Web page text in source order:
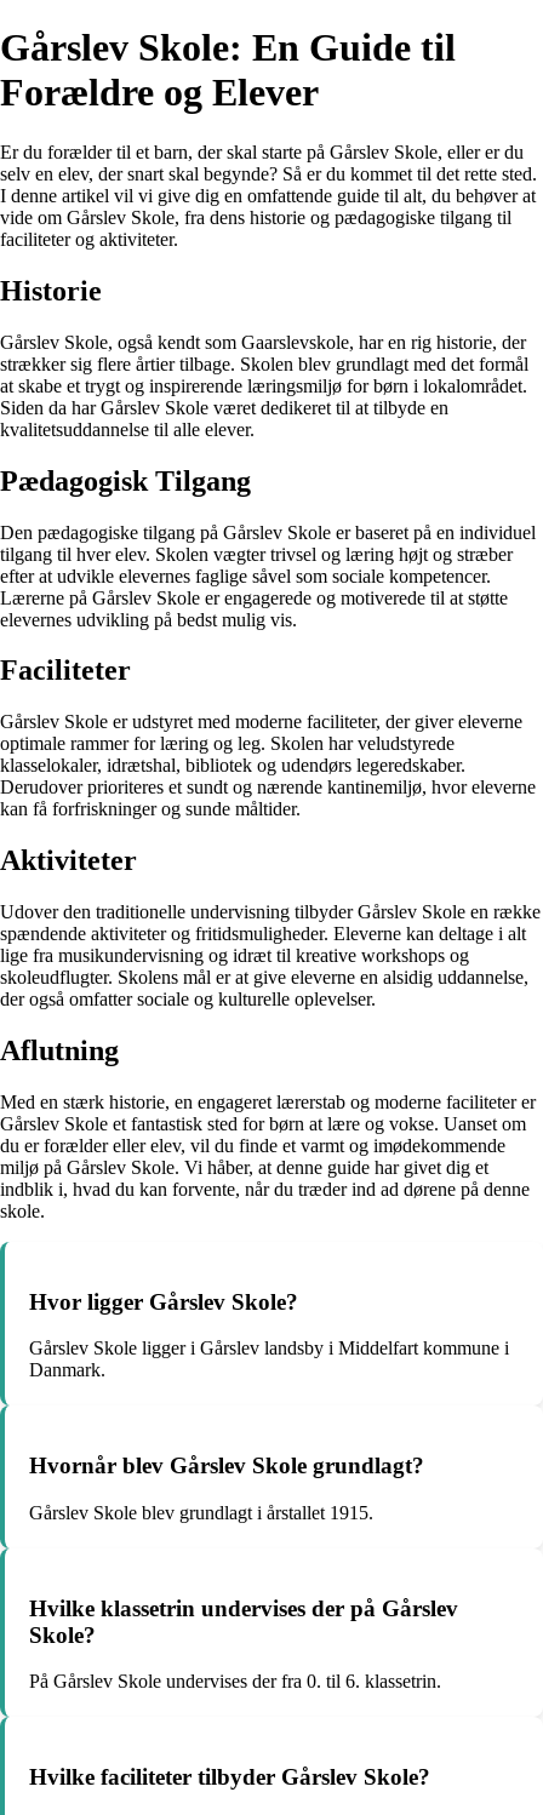
Gårslev Skole: En Guide til
Forældre og Elever
Er du forælder til et barn, der skal starte på Gårslev Skole, eller er du
selv en elev, der snart skal begynde? Så er du kommet til det rette sted.
I denne artikel vil vi give dig en omfattende guide til alt, du behøver at
vide om Gårslev Skole, fra dens historie og pædagogiske tilgang til
faciliteter og aktiviteter.
Historie
Gårslev Skole, også kendt som Gaarslevskole, har en rig historie, der
strækker sig flere årtier tilbage. Skolen blev grundlagt med det formål
at skabe et trygt og inspirerende læringsmiljø for børn i lokalområdet.
Siden da har Gårslev Skole været dedikeret til at tilbyde en
kvalitetsuddannelse til alle elever.
Pædagogisk Tilgang
Den pædagogiske tilgang på Gårslev Skole er baseret på en individuel
tilgang til hver elev. Skolen vægter trivsel og læring højt og stræber
efter at udvikle elevernes faglige såvel som sociale kompetencer.
Lærerne på Gårslev Skole er engagerede og motiverede til at støtte
elevernes udvikling på bedst mulig vis.
Faciliteter
Gårslev Skole er udstyret med moderne faciliteter, der giver eleverne
optimale rammer for læring og leg. Skolen har veludstyrede
klasselokaler, idrætshal, bibliotek og udendørs legeredskaber.
Derudover prioriteres et sundt og nærende kantinemiljø, hvor eleverne
kan få forfriskninger og sunde måltider.
Aktiviteter
Udover den traditionelle undervisning tilbyder Gårslev Skole en række
spændende aktiviteter og fritidsmuligheder. Eleverne kan deltage i alt
lige fra musikundervisning og idræt til kreative workshops og
skoleudflugter. Skolens mål er at give eleverne en alsidig uddannelse,
der også omfatter sociale og kulturelle oplevelser.
Aflutning
Med en stærk historie, en engageret lærerstab og moderne faciliteter er
Gårslev Skole et fantastisk sted for børn at lære og vokse. Uanset om
du er forælder eller elev, vil du finde et varmt og imødekommende
miljø på Gårslev Skole. Vi håber, at denne guide har givet dig et
indblik i, hvad du kan forvente, når du træder ind ad dørene på denne
skole.
Hvor ligger Gårslev Skole?
Gårslev Skole ligger i Gårslev landsby i Middelfart kommune i
Danmark.
Hvornår blev Gårslev Skole grundlagt?
Gårslev Skole blev grundlagt i årstallet 1915.
Hvilke klassetrin undervises der på Gårslev
Skole?
På Gårslev Skole undervises der fra 0. til 6. klassetrin.
Hvilke faciliteter tilbyder Gårslev Skole?